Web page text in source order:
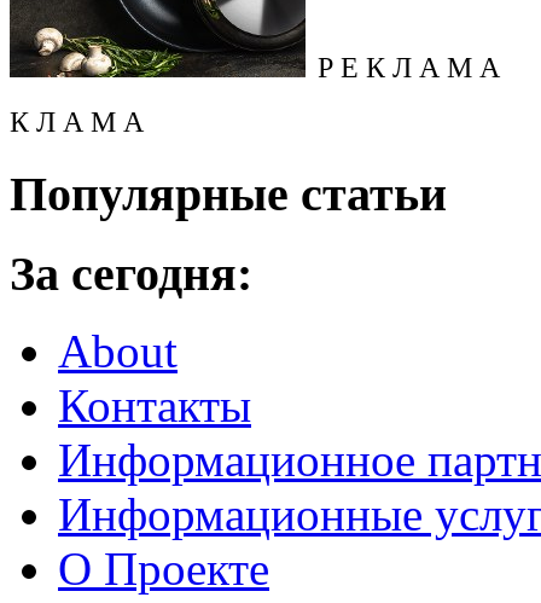
Р Е К Л А М А
К Л А М А
Популярные статьи
За сегодня:
About
Контакты
Информационное
Информационные
О Проекте